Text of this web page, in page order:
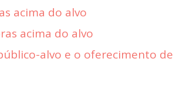
acima do alvo
acima do alvo
alvo e o oferecimento de